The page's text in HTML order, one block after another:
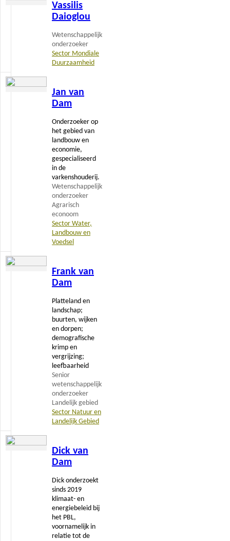
Vassilis
Daioglou
Wetenschappelijk
onderzoeker
Sector Mondiale
Duurzaamheid
Jan van
Dam
Onderzoeker op
het gebied van
landbouw en
economie,
gespecialiseerd
in de
varkenshouderij.
Wetenschappelijk
onderzoeker
Agrarisch
econoom
Sector Water,
Landbouw en
Voedsel
Lees
Frank van
Dam
Platteland en
landschap;
buurten, wijken
en dorpen;
demografische
krimp en
vergrijzing;
leefbaarheid
Senior
wetenschappelijk
onderzoeker
Landelijk gebied
Sector Natuur en
Landelijk Gebied
Lees
Dick van
Dam
Dick onderzoekt
sinds 2019
klimaat- en
energiebeleid bij
het PBL,
voornamelijk in
relatie tot de
Lees